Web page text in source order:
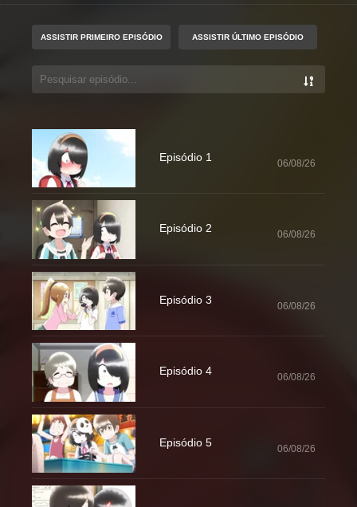
ASSISTIR PRIMEIRO EPISÓDIO ASSISTIR ÚLTIMO EPISÓDIO
Episódio 1 06/08/26
Episódio 2 06/08/26
Episódio 3 06/08/26
Episódio 4 06/08/26
Episódio 5 06/08/26